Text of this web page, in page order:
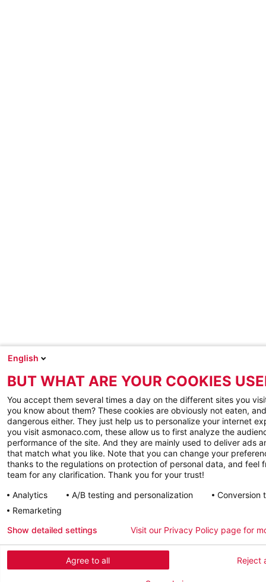
English
BUT WHAT ARE YOUR COOKIES
You accept them several times a day on the different sites you
you know about them? These cookies are obviously not eaten,
dangerous either. They just help us to personalize your internet
you visit asmonaco.com, these allow us to first analyze the
performance of the site. And they are mainly used to deliver ads
that match what you like. Note that you can change your
thanks to the regulations on protection of personal data, and feel
team for any clarification. Thank you for your trust!
Analytics
A/B testing and personalization
Conversion
Remarketing
Agree to all Reject
Show detailed settings Visit our Privacy Policy page for